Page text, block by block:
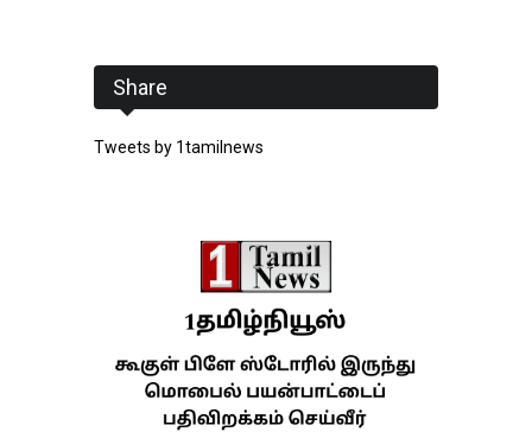
Share
Tweets by 1tamilnews